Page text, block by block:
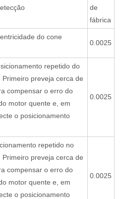
de
fábrica
do cone
0.0025
repetido do
Primeiro preveja cerca de
compensar o erro do
motor quente e, em
o posicionamento
0.0025
repetido no
Primeiro preveja cerca de
compensar o erro do
motor quente e, em
o posicionamento
0.0025